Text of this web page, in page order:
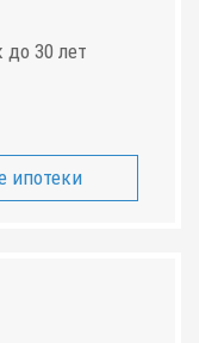
до 30 лет
ипотеки